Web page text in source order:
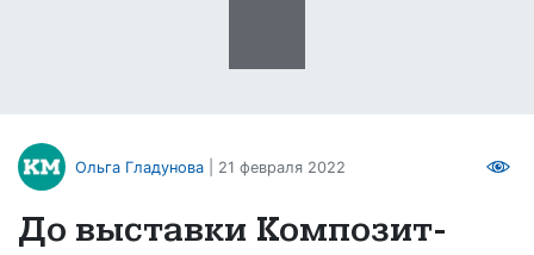
Ольга Гладунова | 21 февраля 2022
До выставки Композит-